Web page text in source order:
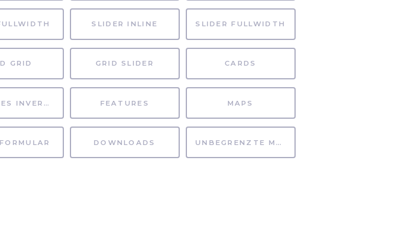
SLIDER INLINE SLIDER FULLWIDTH
GRID GRID SLIDER CARDS
FEATURES INVERTIERT FEATURES MAPS
DOWNLOADS UNBEGRENZTE MÖGLICHKEITEN